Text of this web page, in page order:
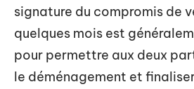
signature du compromis de
quelques mois est
pour permettre aux deux
le déménagement et